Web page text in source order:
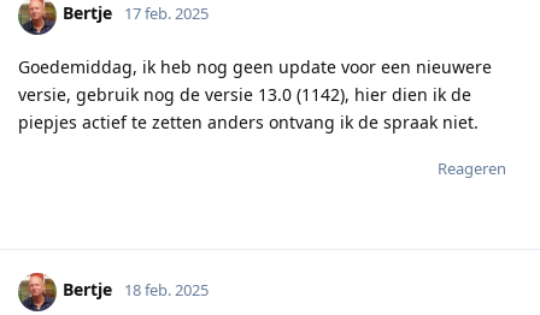
Bertje 17 feb. 2025
Goedemiddag, ik heb nog geen update voor een nieuwere
versie, gebruik nog de versie 13.0 (1142), hier dien ik de
piepjes actief te zetten anders ontvang ik de spraak niet.
Reageren
Bertje 18 feb. 2025